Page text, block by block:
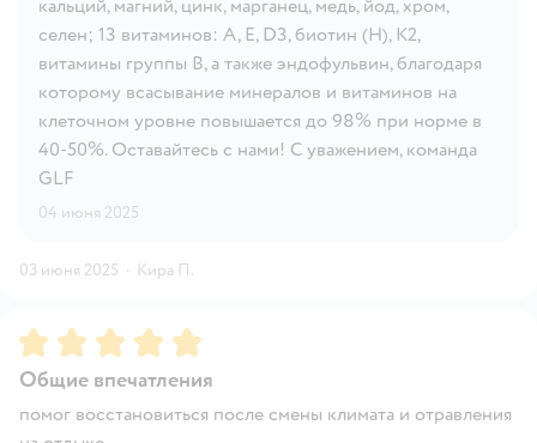
кальций, магний, цинк, марганец, медь, йод, хром,
селен; 13 витаминов: A, E, D3, биотин (H), K2,
витамины группы В, а также эндофульвин, благодаря
которому всасывание минералов и витаминов на
клеточном уровне повышается до 98% при норме в
40-50%. Оставайтесь с нами! С уважением, команда
GLF
04 июня 2025
03 июня 2025 · Кира П.
Рейтинг:5
Общие впечатления
помог восстановиться после смены климата и отравления